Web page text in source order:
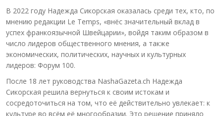
В 2022 году Надежда Сикорская оказалась среди тех, кто, по
мнению редакции Le Temps, «внёс значительный вклад в
успех франкоязычной Швейцарии», войдя таким образом в
число лидеров общественного мнения, а также
экономических, политических, научных и культурных
лидеров: Форум 100.
После 18 лет руководства NashaGazeta.ch Надежда
Сикорская решила вернуться к своим истокам и
сосредоточиться на том, что её действительно увлекает: к
культуре во всём её многообразии. Это решение приняло